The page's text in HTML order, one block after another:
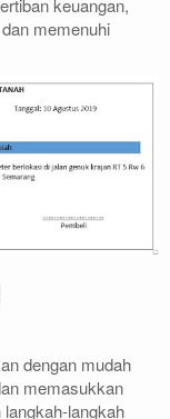
keuangan,
memenuhi
dengan mudah
memasukkan
langkah